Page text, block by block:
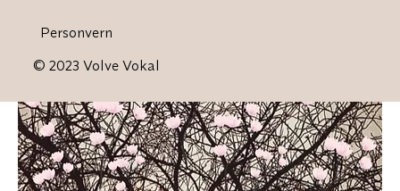
Personvern
© 2023 Volve Vokal